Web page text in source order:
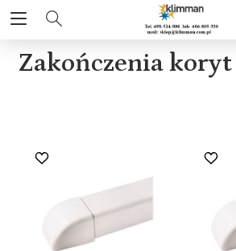
Zakończenia